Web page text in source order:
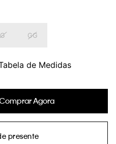
do site, incluindo,
sobre o nosso aviso de
G GG
de Medidas
Agora
presente